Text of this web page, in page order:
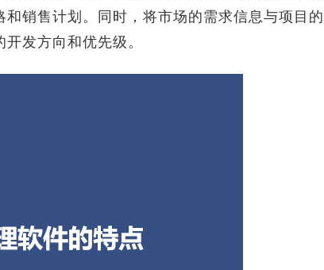
销售计划。同时，将市场的需求信息与项目的
发方向和优先级。